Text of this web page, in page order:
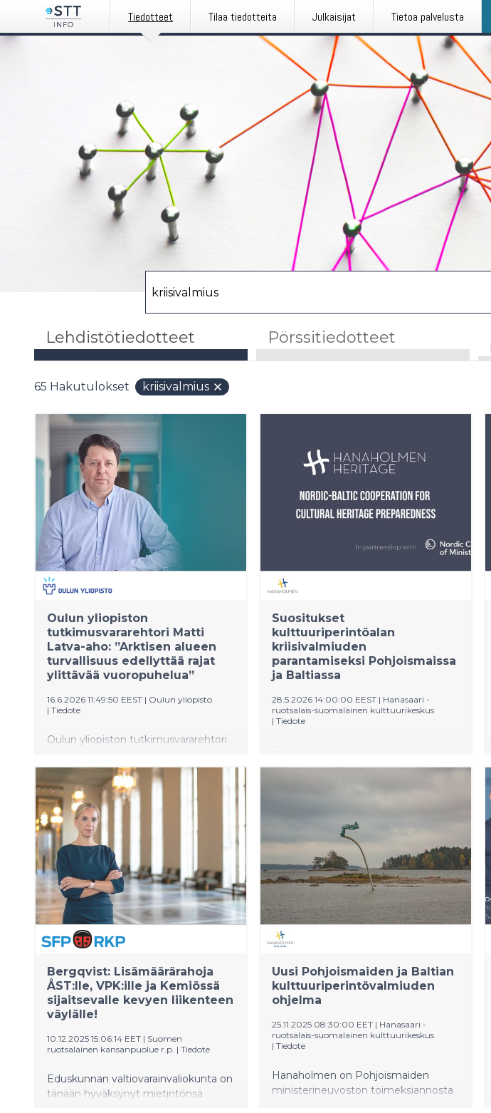
Tiedotteet Tilaa tiedotteita Julkaisijat Tietoa palvelusta
Lehdistötiedotteet Pörssitiedotteet
65 Hakutulokset kriisivalmius
Oulun yliopiston
tutkimusvararehtori Matti
Latva-aho: ”Arktisen alueen
turvallisuus edellyttää rajat
ylittävää vuoropuhelua”
16.6.2026 11:49:50 EEST | Oulun yliopisto
| Tiedote
Oulun yliopiston tutkimusvararehtori
järjestettävän Arktisen turvallisuuden
foorumin korostamalla neljää seikkaa,
joita ilman pohjoisten yhteiskuntien
kokonaisturvallisuus on vaarassa jäädä
ohueksi.
Suositukset
kulttuuriperintöalan
kriisivalmiuden
parantamiseksi Pohjoismaissa
ja Baltiassa
28.5.2026 14:00:00 EEST | Hanasaari -
ruotsalais-suomalainen kulttuurikeskus
| Tiedote
asiantuntijoita kokoontui tänään
kulttuuriperinnön suojelusta sodan ja
yleisen epävarmuuden aikana.
Korkean tason seminaarissa esitettiin
konkreettisia suosituksia
Pohjoismaiden ja Baltian
kulttuuriperintöalan kriisivalmiuden
vahvistamiseksi.
Bergqvist: Lisämäärärahoja
ÅST:lle, VPK:ille ja Kemiössä
sijaitsevalle kevyen liikenteen
väylälle!
10.12.2025 15:06:14 EET | Suomen
ruotsalainen kansanpuolue r.p. | Tiedote
Eduskunnan valtiovarainvaliokunta on
tänään hyväksynyt mietintönsä
Uusi Pohjoismaiden ja Baltian
kulttuuriperintövalmiuden
ohjelma
25.11.2025 08:30:00 EET | Hanasaari -
ruotsalais-suomalainen kulttuurikeskus
| Tiedote
Hanaholmen on Pohjoismaiden
ministerineuvoston toimeksiannosta